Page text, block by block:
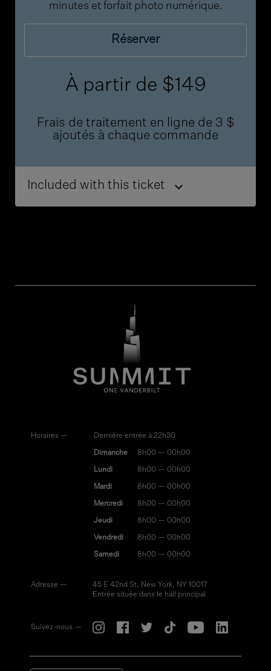
minutes et forfait photo numérique.
Réserver
À partir de $149
Frais de traitement en ligne de 3 $
ajoutés à chaque commande
Included with this ticket
Horaires — Dernière entrée à 22h30
Dimanche 8h00 — 00h00
Lundi 8h00 — 00h00
Mardi 8h00 — 00h00
Mercredi 8h00 — 00h00
Jeudi 8h00 — 00h00
Vendredi 8h00 — 00h00
Samedi 8h00 — 00h00
Adresse —
45 E 42nd St, New York, NY 10017
Entrée située dans le hall principal
Suivez-nous —